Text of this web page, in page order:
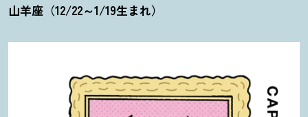
山羊座（12/22～1/19生まれ）